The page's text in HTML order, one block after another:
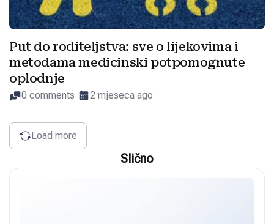
Put do roditeljstva: sve o lijekovima i
metodama medicinski potpomognute
oplodnje
0 comments 2 mjeseca ago
Load more
Slično